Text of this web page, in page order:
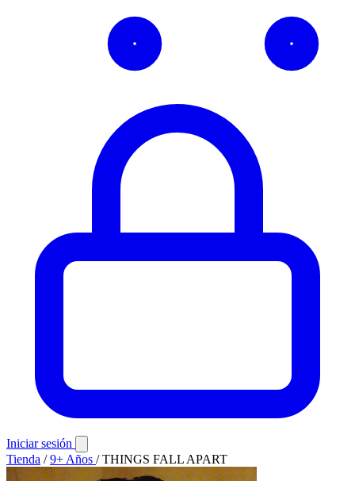
Iniciar sesión
Tienda / 9+ Años / THINGS FALL APART